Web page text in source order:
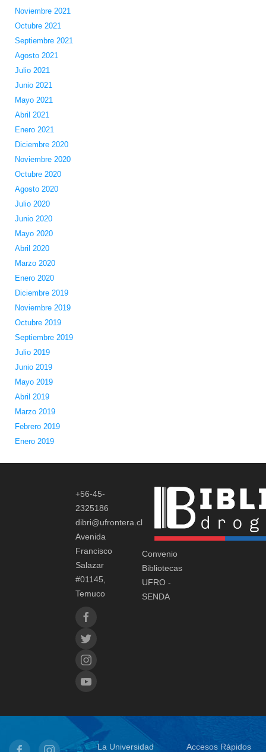
Noviembre 2021
Octubre 2021
Septiembre 2021
Agosto 2021
Julio 2021
Junio 2021
Mayo 2021
Abril 2021
Enero 2021
Diciembre 2020
Noviembre 2020
Octubre 2020
Agosto 2020
Julio 2020
Junio 2020
Mayo 2020
Abril 2020
Marzo 2020
Enero 2020
Diciembre 2019
Noviembre 2019
Octubre 2019
Septiembre 2019
Julio 2019
Junio 2019
Mayo 2019
Abril 2019
Marzo 2019
Febrero 2019
Enero 2019
+56-45-
2325186
dibri@ufrontera.cl
Avenida
Francisco
Salazar
#01145,
Temuco
Convenio
Bibliotecas
UFRO -
SENDA
La Universidad Accesos Rápidos